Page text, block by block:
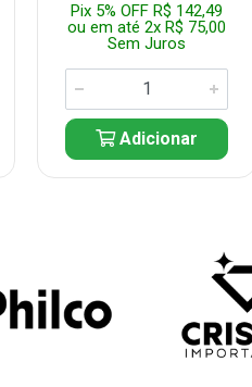
Pix 5% OFF R$ 142,49
ou em até 2x R$ 75,00
Sem Juros
Adicionar